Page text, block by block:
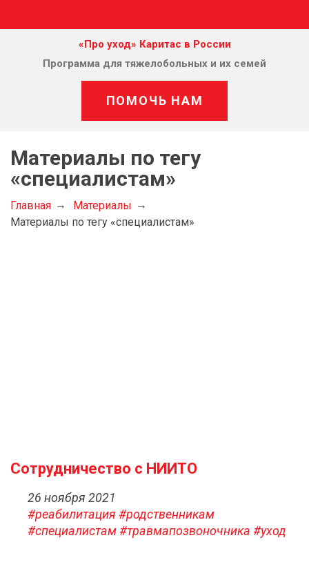
«Про уход» Каритас в России
Программа для тяжелобольных и их семей
ПОМОЧЬ НАМ
Материалы по тегу
«специалистам»
Главная
Материалы
Материалы по тегу «специалистам»
Сотрудничество с НИИТО
26 ноября 2021
#реабилитация #родственникам
#специалистам#травмапозвоночника #уход